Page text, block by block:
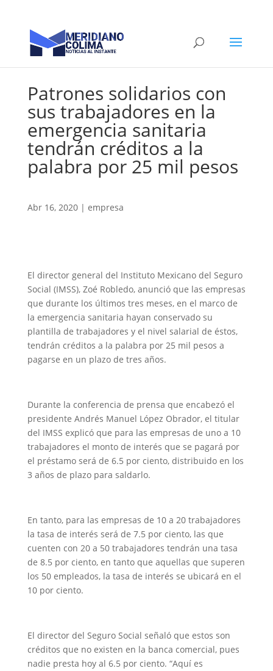
Patrones solidarios con
sus trabajadores en la
emergencia sanitaria
tendrán créditos a la
palabra por 25 mil pesos
Abr 16, 2020| empresa
El director general del Instituto Mexicano del Seguro
Social (IMSS), Zoé Robledo, anunció que las empresas
que durante los últimos tres meses, en el marco de
la emergencia sanitaria hayan conservado su
plantilla de trabajadores y el nivel salarial de éstos,
tendrán créditos a la palabra por 25 mil pesos a
pagarse en un plazo de tres años.
Durante la conferencia de prensa que encabezó el
presidente Andrés Manuel López Obrador, el titular
del IMSS explicó que para las empresas de uno a 10
trabajadores el monto de interés que se pagará por
el préstamo será de 6.5 por ciento, distribuido en los
3 años de plazo para saldarlo.
En tanto, para las empresas de 10 a 20 trabajadores
la tasa de interés será de 7.5 por ciento, las que
cuenten con 20 a 50 trabajadores tendrán una tasa
de 8.5 por ciento, en tanto que aquellas que superen
los 50 empleados, la tasa de interés se ubicará en el
10 por ciento.
El director del Seguro Social señaló que estos son
créditos que no existen en la banca comercial, pues
nadie presta hoy al 6.5 por ciento. “Aquí es